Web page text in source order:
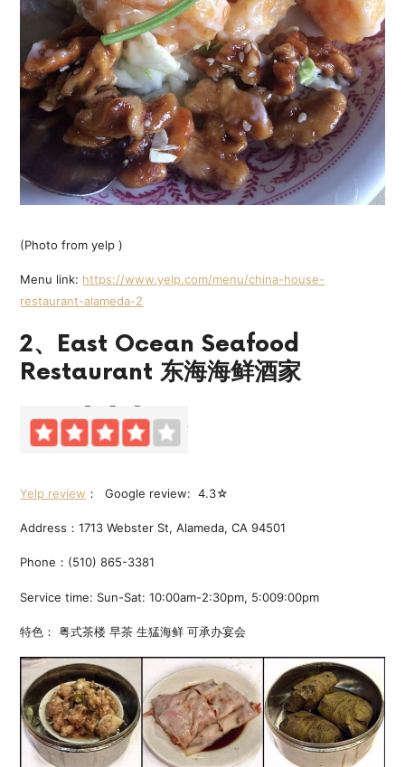
(Photo from yelp )
Menu link: https://www.yelp.com/menu/china-house-
restaurant-alameda-2
2、East Ocean Seafood
Restaurant 东海海鲜酒家
Yelp review ： Google review: 4.3☆
Address：1713 Webster St, Alameda, CA 94501
Phone：(510) 865-3381
Service time: Sun-Sat: 10:00am-2:30pm, 5:009:00pm
特色： 粤式茶楼 早茶 生猛海鲜 可承办宴会